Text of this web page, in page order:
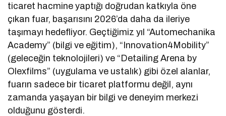
ticaret hacmine yaptığı doğrudan katkıyla öne
çıkan fuar, başarısını 2026’da daha da ileriye
taşımayı hedefliyor. Geçtiğimiz yıl “Automechanika
Academy” (bilgi ve eğitim), “Innovation4Mobility”
(geleceğin teknolojileri) ve “Detailing Arena by
Olexfilms” (uygulama ve ustalık) gibi özel alanlar,
fuarın sadece bir ticaret platformu değil, aynı
zamanda yaşayan bir bilgi ve deneyim merkezi
olduğunu gösterdi.